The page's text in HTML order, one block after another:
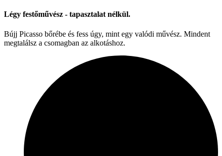
Légy festőművész - tapasztalat nélkül.
Bújj Picasso bőrébe és fess úgy, mint egy valódi művész. Mindent
megtalálsz a csomagban az alkotáshoz.